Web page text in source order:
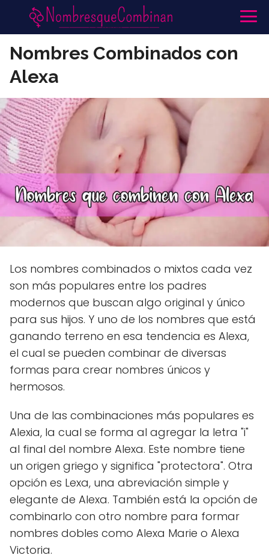
Nombres Combinados con
Alexa
Los nombres combinados o mixtos cada vez
son más populares entre los padres
modernos que buscan algo original y único
para sus hijos. Y uno de los nombres que está
ganando terreno en esa tendencia es Alexa,
el cual se pueden combinar de diversas
formas para crear nombres únicos y
hermosos.
Una de las combinaciones más populares es
Alexia, la cual se forma al agregar la letra "i"
al final del nombre Alexa. Este nombre tiene
un origen griego y significa "protectora". Otra
opción es Lexa, una abreviación simple y
elegante de Alexa. También está la opción de
combinarlo con otro nombre para formar
nombres dobles como Alexa Marie o Alexa
Victoria.